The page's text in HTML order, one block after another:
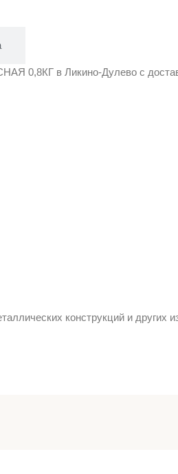
в Ликино-Дулево с
конструкций и